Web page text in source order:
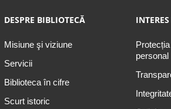
DESPRE BIBLIOTECĂ
Misiune şi viziune
Servicii
Biblioteca în cifre
Scurt istoric
personal